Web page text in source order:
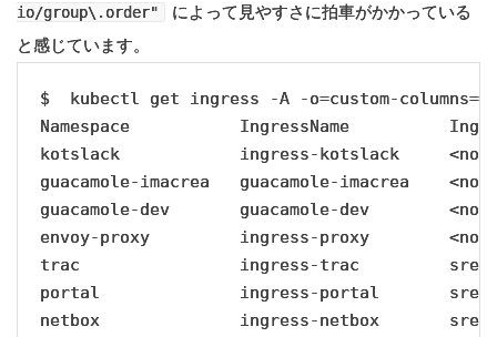
io/group\.order"
によって見やすさに拍車がかかっている
と感じています。
$  kubectl get ingress -A -o=custom-
Namespace           IngressName
kotslack            ingress-kotslack
guacamole-imacrea   guacamole-imacrea
guacamole-dev       guacamole-dev
envoy-proxy         ingress-proxy
trac                ingress-trac         sre.k8s-
portal              ingress-portal       sre.k8s-
netbox              ingress-netbox       sre.k8s-